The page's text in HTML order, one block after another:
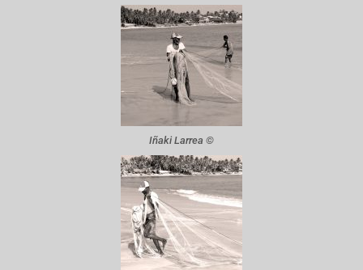
Iñaki Larrea ©